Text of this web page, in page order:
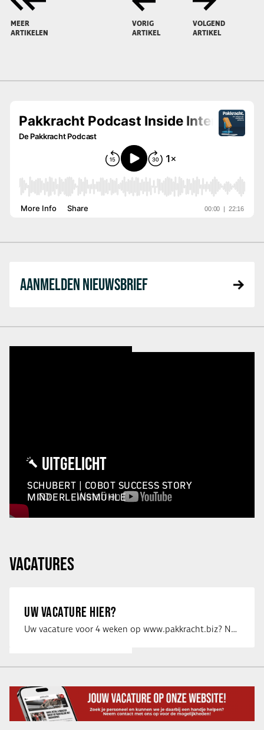
MEER
ARTIKELEN
VORIG
ARTIKEL
VOLGEND
ARTIKEL
AANMELDEN NIEUWSBRIEF
UITGELICHT
SCHUBERT | COBOT SUCCESS STORY
MINDERLEINSMÜHLE
VACATURES
UW VACATURE HIER?
Uw vacature voor 4 weken op www.pakkracht.biz? Neem dan contact op met Yannick van …